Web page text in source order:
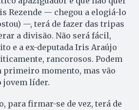
Rezende — chegou a elogiá-lo
—, terá de fazer das tripas
a divisão. Não será fácil,
e a ex-deputada Iris Araújo
rancorosos. Podem
primeiro momento, mas vão
jovem líder.
para firmar-se de vez, terá de